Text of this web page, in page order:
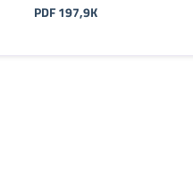
PDF 197,9K